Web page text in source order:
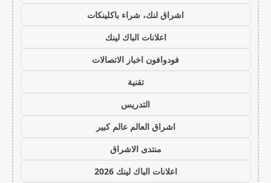
اشراق لنك، شراء باكلينكات
اعلانات الباك لينك
فودوافون اخبار الاتصالات
تقنية
التدريس
اشراق العالم عالم كبير
منتدى الاشراق
اعلانات الباك لينك 2026